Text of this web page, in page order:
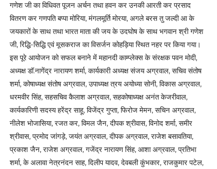
गणेश जी का विधिवत पूजन अर्चन तथा हवन कर उनकी आरती कर प्रसाद
वितरण कर गणपति बप्पा मोरिया, मंगलमूर्ति मोरया, अगले बरस तु जल्दी आ के
जयकारों के साथ तथा भारत माता की जय के उदघोष के साथ भगवान श्री गणेश
जी, रिद्धि-सिद्धि एवं मूसकराज का विसर्जन कोहड़िया स्थित नहर पर किया गया।
इस पूरे आयोजन को सफल बनाने में महानदी काम्प्लेक्स के संरक्षक पवन मोदी,
अध्यक्ष डॉ.नागेंद्र नारायण शर्मा, कार्यकारी अध्यक्ष संजय अग्रवाल, सचिव संतोष
शर्मा, कोषाध्यक्ष संतोष अग्रवाल, उपाध्यक्ष त्रय अयोध्या सोनी, विकास अग्रवाल,
धरमवीर सिंह, सहसचिव कैलाश अग्रवाल, सहकोषाध्यक्ष अनंत केजरीवाल,
कार्यकारिणी सदस्य हरेंद्र साहू, विजेंद्र गुप्ता, फिरोज मेमन, सचिन अग्रवाल,
नीलेश भोजासिया, रजत कर, विमल जैन, दीपक श्रीवास, विनोद शर्मा, समीर
श्रीवास, प्रमोद जांगड़े, जयंत अग्रवाल, दीपक अग्रवाल, राजेश बसावतिया,
प्रकाश जैन, राजेश अग्रवाल, गजेंद्र नारायण सिंह, आशा अग्रवाल, प्रतिभा
शर्मा, के अलावा नेत्रनंदन साह, दिलीप यादव, देवबली कुंभकार, राजकुमार पटेल,